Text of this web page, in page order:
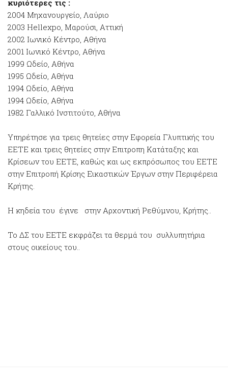
κυριότερες τις :
2004 Μηχανουργείο, Λαύριο
2003 Hellexpo, Μαρούσι, Αττική
2002 Ιωνικό Κέντρο, Αθήνα
2001 Ιωνικό Κέντρο, Αθήνα
1999 Ωδείο, Αθήνα
1995 Ωδείο, Αθήνα
1994 Ωδείο, Αθήνα
1994 Ωδείο, Αθήνα
1982 Γαλλικό Ινστιτούτο, Αθήνα
Υπηρέτησε για τρεις θητείες στην Εφορεία Γλυπτικής του
ΕΕΤΕ και τρεις θητείες στην Επιτροπη Κατάταξης και
Κρίσεων του ΕΕΤΕ, καθώς και ως εκπρόσωπος του ΕΕΤΕ
στην Επιτροπή Κρίσης Εικαστικών Έργων στην Περιφέρεια
Κρήτης.
Η κηδεία του έγινε στην Αρχοντική Ρεθύμνου, Κρήτης..
Το ΔΣ του ΕΕΤΕ εκφράζει τα θερμά του συλλυπητήρια
στους οικείους του..